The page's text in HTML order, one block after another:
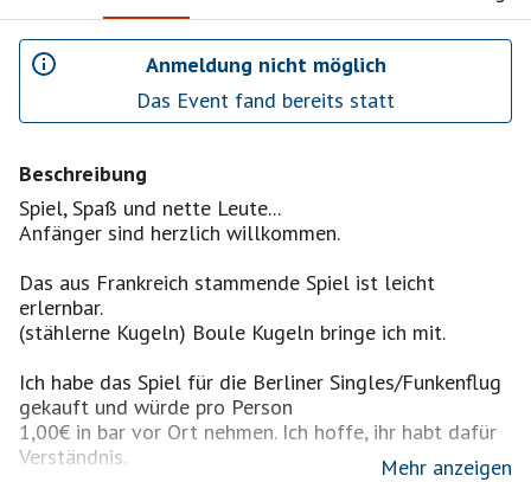
Anmeldung nicht möglich
Das Event fand bereits statt
Beschreibung
Spiel, Spaß und nette Leute...
Anfänger sind herzlich willkommen.
Das aus Frankreich stammende Spiel ist leicht
erlernbar.
(stählerne Kugeln) Boule Kugeln bringe ich mit.
Ich habe das Spiel für die Berliner Singles/Funkenflug
gekauft und würde pro Person
1,00€ in bar vor Ort nehmen. Ich hoffe, ihr habt dafür
Verständnis.
Mehr anzeigen